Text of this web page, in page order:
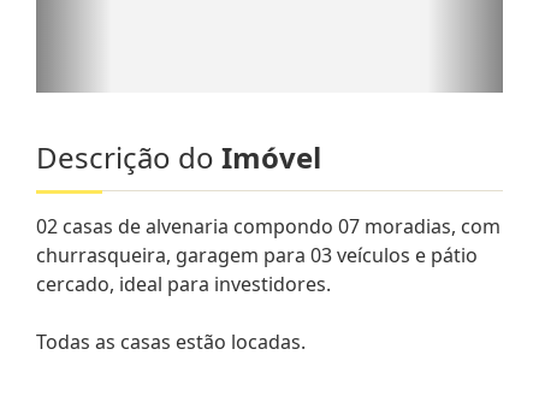
Descrição do Imóvel
02 casas de alvenaria compondo 07 moradias, com
churrasqueira, garagem para 03 veículos e pátio
cercado, ideal para investidores.
Todas as casas estão locadas.